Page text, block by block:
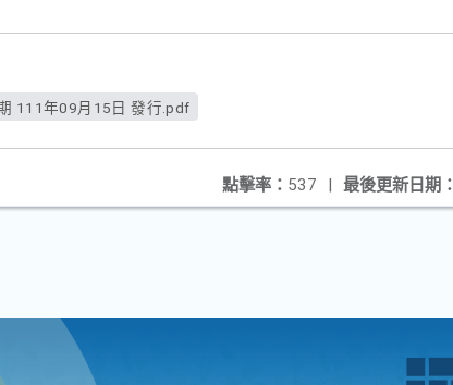
111年09月15日 發行.pdf
最後更新日期：
點擊率： 537 |